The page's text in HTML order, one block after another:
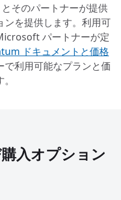
そのパートナーが提供
ンを提供します。利用可
パートナーが定
ドキュメントと価格
で利用可能なプランと価
入オプション